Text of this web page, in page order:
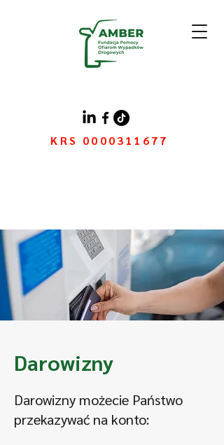
KRS 0000311677
Darowizny
Darowizny możecie Państwo
przekazywać na konto: